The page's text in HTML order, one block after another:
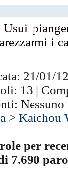
i
21/01/
13 |
Nessuno
>Kaichou
per
7.690